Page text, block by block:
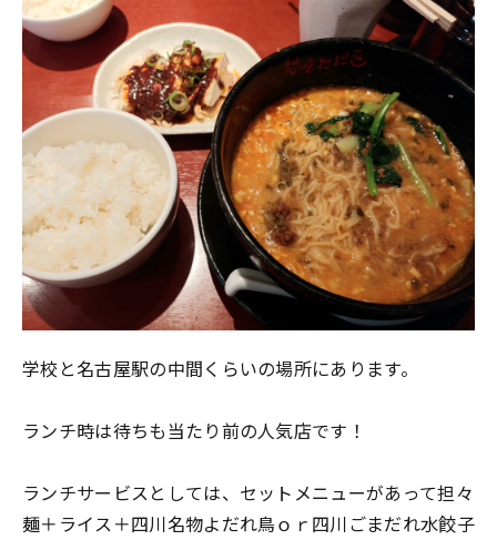
学校と名古屋駅の中間くらいの場所にあります。
ランチ時は待ちも当たり前の人気店です！
ランチサービスとしては、セットメニューがあって担々
麺＋ライス＋四川名物よだれ鳥ｏｒ四川ごまだれ水餃子